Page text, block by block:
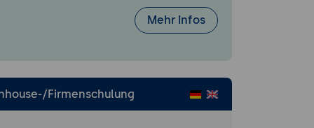
Mehr Infos
Firmenschulung